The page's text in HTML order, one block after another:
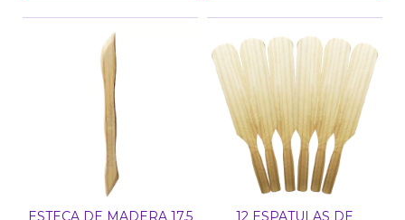
ESTECA DE MADERA 17,5
12 ESPATULAS DE